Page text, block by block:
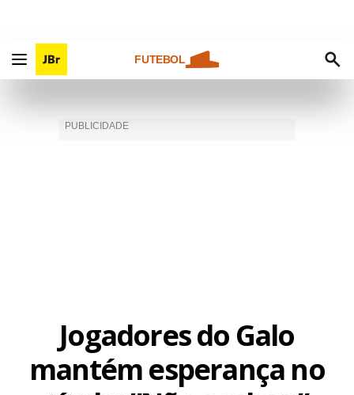
FUTEBOL
Jogadores do Galo
mantém esperança no